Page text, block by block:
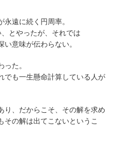
遠に続く円周率。
とやったが、それでは
い意味が伝わらない。
た。
でも一生懸命計算している人が
り、だからこそ、その解を求め
その解は出てこないというこ